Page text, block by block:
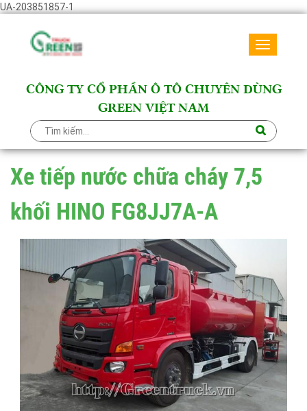
UA-203851857-1
Toggle
CÔNG TY CỔ PHẦN Ô TÔ CHUYÊN DÙNG
GREEN VIỆT NAM
Xe tiếp nước chữa cháy 7,5
khối HINO FG8JJ7A-A